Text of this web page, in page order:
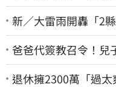
新／大雷雨開轟「2
爸爸代簽教召令！兒
不去」換3個月刑期
退休擁2300萬「過